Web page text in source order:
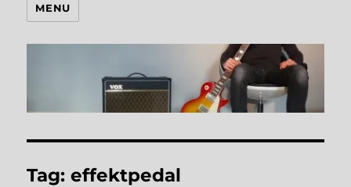
MENU
Tag:effektpedal